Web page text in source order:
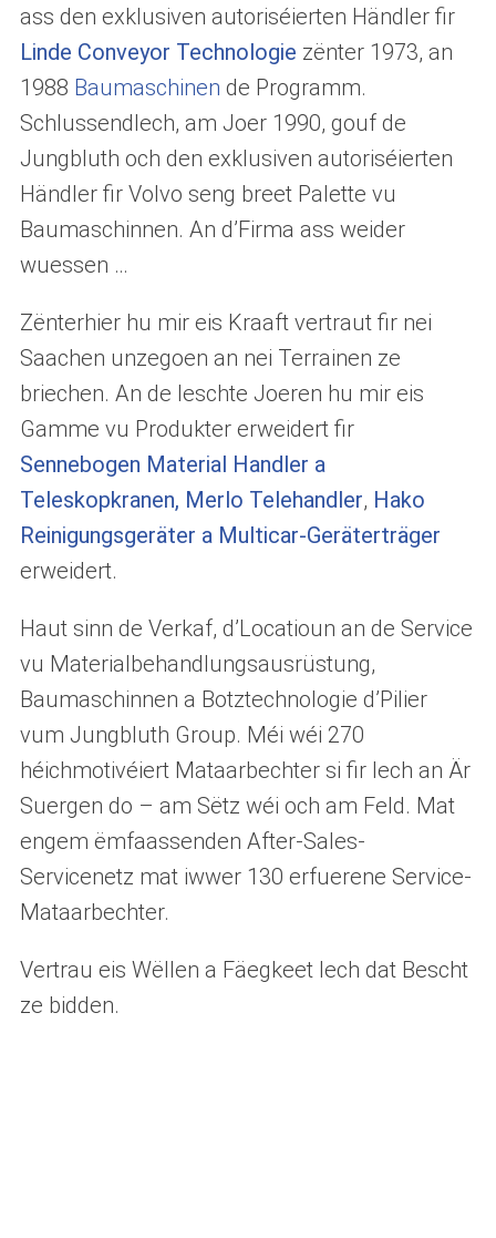
ass den exklusiven autoriséierten Händler fir
Linde Conveyor Technologie zënter 1973, an
1988 Baumaschinen de Programm.
Schlussendlech, am Joer 1990, gouf de
Jungbluth och den exklusiven autoriséierten
Händler fir Volvo seng breet Palette vu
Baumaschinnen. An d’Firma ass weider
wuessen …
Zënterhier hu mir eis Kraaft vertraut fir nei
Saachen unzegoen an nei Terrainen ze
briechen. An de leschte Joeren hu mir eis
Gamme vu Produkter erweidert fir
Sennebogen Material Handler a
Teleskopkranen, Merlo Telehandler, Hako
Reinigungsgeräter a Multicar-Geräterträger
erweidert.
Haut sinn de Verkaf, d’Locatioun an de Service
vu Materialbehandlungsausrüstung,
Baumaschinnen a Botztechnologie d’Pilier
vum Jungbluth Group. Méi wéi 270
héichmotivéiert Mataarbechter si fir Iech an Är
Suergen do – am Sëtz wéi och am Feld. Mat
engem ëmfaassenden After-Sales-
Servicenetz mat iwwer 130 erfuerene Service-
Mataarbechter.
Vertrau eis Wëllen a Fäegkeet Iech dat Bescht
ze bidden.